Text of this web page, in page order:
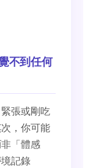
不到任何
張或剛吃
，你可能
「體感
記錄